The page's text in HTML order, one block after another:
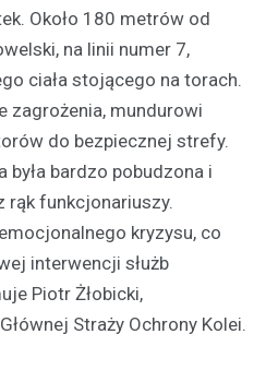
Około 180 metrów od
na linii numer 7,
ciała stojącego na torach.
zagrożenia, mundurowi
do bezpiecznej strefy.
bardzo pobudzona i
rąk funkcjonariuszy.
kryzysu, co
interwencji służb
Piotr Żłobicki,
Straży Ochrony Kolei.